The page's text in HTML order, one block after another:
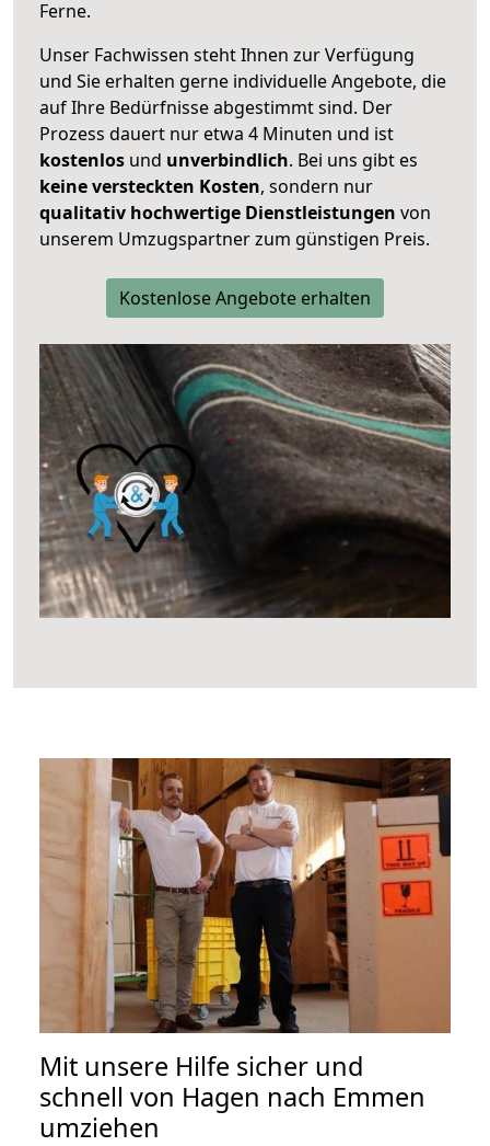
Ferne.
Unser Fachwissen steht Ihnen zur Verfügung
und Sie erhalten gerne individuelle Angebote, die
auf Ihre Bedürfnisse abgestimmt sind. Der
Prozess dauert nur etwa 4 Minuten und ist
kostenlos und unverbindlich. Bei uns gibt es
keine versteckten Kosten, sondern nur
qualitativ hochwertige Dienstleistungen von
unserem Umzugspartner zum günstigen Preis.
Kostenlose Angebote erhalten
Mit unsere Hilfe sicher und
schnell von Hagen nach Emmen
umziehen